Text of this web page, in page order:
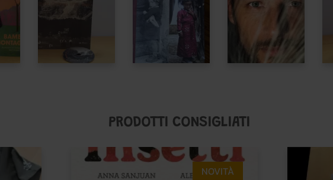
PRODOTTI CONSIGLIATI
NOVITÀ